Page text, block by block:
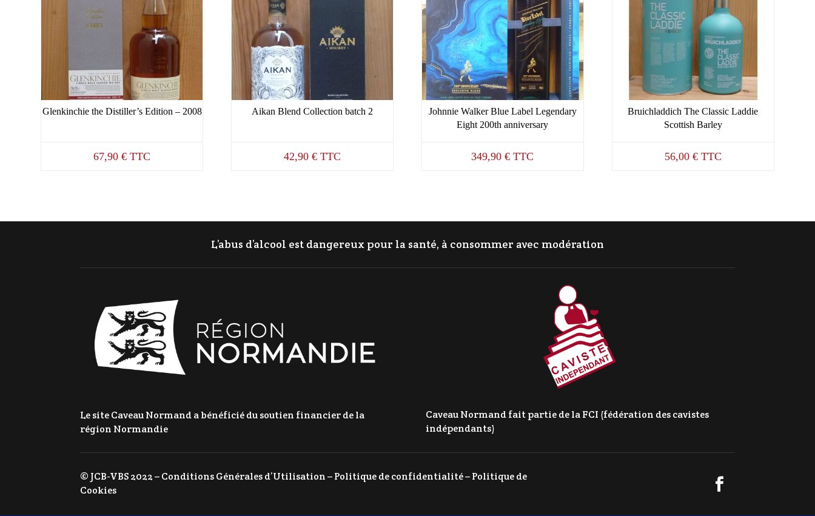
Glenkinchie the Distiller’s Edition – 2008
67,90€ TTC
Aikan Blend Collection batch 2
42,90€ TTC
Johnnie Walker Blue Label Legendary
Eight 200th anniversary
349,90€ TTC
Bruichladdich The Classic Laddie
Scottish Barley
56,00 € TTC
L’abus d’alcool est dangereux pour la santé, à consommer avec modération
Le site Caveau Normand a bénéficié du soutien financier de la
région Normandie
Caveau Normand fait partie de la FCI (fédération des cavistes
indépendants)
© JCB-VBS 2022 –Conditions Générales d’Utilisation–Politique de confidentialité–Politique de
Cookies